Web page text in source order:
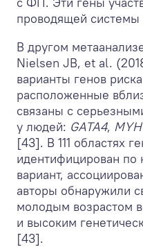
проводящей системы
В другом
Nielsen JB, et al.
варианты генов
расположенные
связаны с
у людей: GATA4,
[43]. В 111 областях
идентифицирован по
вариант,
авторы обнаружили
молодым возрастом
и высоким
[43].